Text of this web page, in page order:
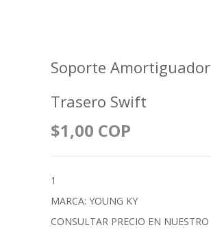
Soporte Amortiguador
Trasero Swift
$1,00 COP
1
MARCA: YOUNG KY
CONSULTAR PRECIO EN NUESTRO